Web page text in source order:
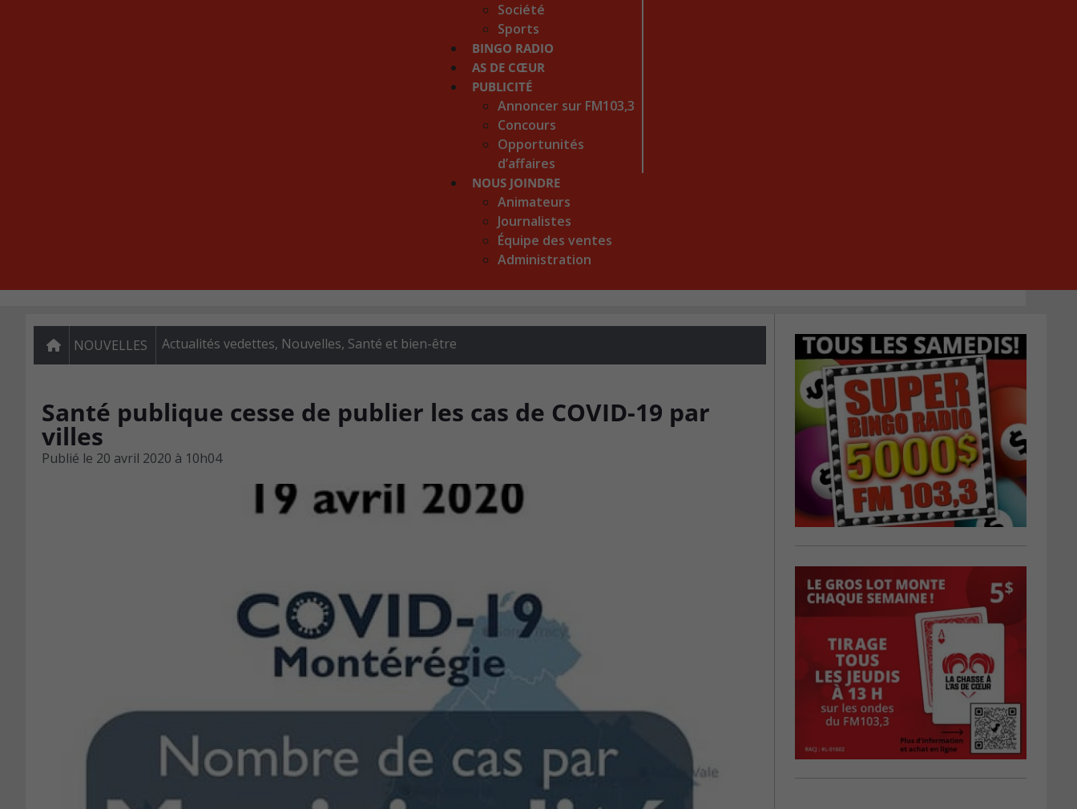
Société
Sports
BINGO RADIO
AS DE CŒUR
PUBLICITÉ
Annoncer sur FM103,3
Concours
Opportunités
d’affaires
NOUS JOINDRE
Animateurs
Journalistes
Équipe des ventes
Administration
NOUVELLES Actualités vedettes, Nouvelles, Santé et bien-être
Santé publique cesse de publier les cas de COVID-19 par
villes
Publié le 20 avril 2020 à 10h04